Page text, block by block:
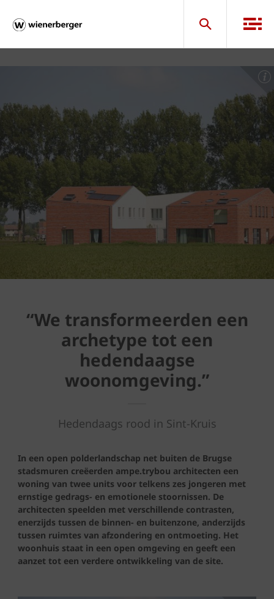
“We transformeerden een
archetype tot een
hedendaagse
woonomgeving.”
Hedendaags rood in Sint-Kruis
In een open polderlandschap net buiten de Brugse
stadsmuren creëerden ampe.trybou architecten een
woning van twee units voor telkens zes jongeren met
ernstige gedrags- en emotionele stoornissen. De
architecten speelden met verschillende contrasten,
enerzijds tussen de binnen- en buitenzone, anderzijds
tussen ruimtes van afzondering en ontmoeting. Het
woonhuis staat in een open omgeving en geeft een
aanzet tot een verdere ontwikkeling van de site.